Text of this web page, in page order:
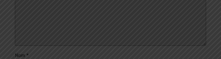
Nom *